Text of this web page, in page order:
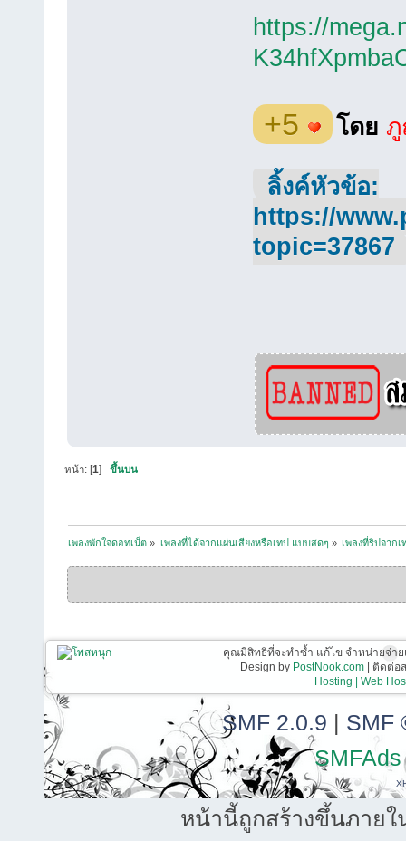
https://
+5 โดย
ลิ้งค์หัวข้อ:
https://
topic=37867
หน้า: [1]ขึ้นบน
เพลงพักใจดอทเน็ต » เพลงที่ได้จากแผ่นเสียงหรือเทป แบบสดๆ » เพลงที่ริปจาก
คุณมีสิทธิที่จะทำซ้ำ แก้ไข จำหน่ายจ่า
Design by PostNook.com| ติดต่อส
Hosting | Web
SMF 2.0.9 | SMF
SMFAds
หน้านี้ถูกสร้างขึ้นภายใ